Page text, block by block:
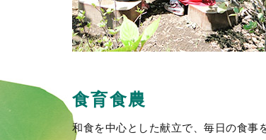
食育食農
和食を中心とした献立で、毎日の食事